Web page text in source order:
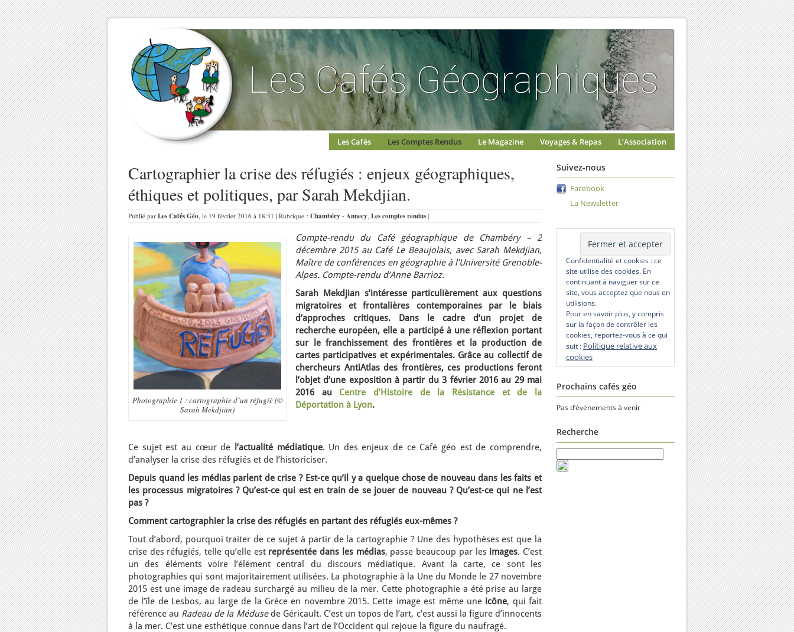
Les Cafés Les Comptes Rendus Le Magazine Voyages & Repas L’Association
Cartographier la crise des réfugiés : enjeux géographiques,
éthiques et politiques, par Sarah Mekdjian.
Publié par Les Cafés Géo, le 19 février 2016 à 18:31 | Rubrique : Chambéry - Annecy, Les comptes rendus |
Photographie 1 : cartographie d’un réfugié (©
Sarah Mekdjian)
Compte-rendu du Café géographique de Chambéry – 2
décembre 2015 au Café Le Beaujolais, avec Sarah Mekdjian,
Maître de conférences en géographie à l’Université Grenoble-
Alpes. Compte-rendu d’Anne Barrioz.
Sarah Mekdjian s’intéresse particulièrement aux questions
migratoires et frontalières contemporaines par le biais
d’approches critiques. Dans le cadre d’un projet de
recherche européen, elle a participé à une réflexion portant
sur le franchissement des frontières et la production de
cartes participatives et expérimentales. Grâce au collectif de
chercheurs AntiAtlas des frontières, ces productions feront
l’objet d’une exposition à partir du 3 février 2016 au 29 mai
2016 au Centre d’Histoire de la Résistance et de la
Déportation à Lyon.
Ce sujet est au cœur de l’actualité médiatique. Un des enjeux de ce Café géo est de comprendre,
d’analyser la crise des réfugiés et de l’historiciser.
Depuis quand les médias parlent de crise ? Est-ce qu’il y a quelque chose de nouveau dans les faits et
les processus migratoires ? Qu’est-ce qui est en train de se jouer de nouveau ? Qu’est-ce qui ne l’est
pas ?
Comment cartographier la crise des réfugiés en partant des réfugiés eux-mêmes ?
Tout d’abord, pourquoi traiter de ce sujet à partir de la cartographie ? Une des hypothèses est que la
crise des réfugiés, telle qu’elle est représentée dans les médias, passe beaucoup par les images. C’est
un des éléments voire l’élément central du discours médiatique. Avant la carte, ce sont les
photographies qui sont majoritairement utilisées. La photographie à la Une du Monde le 27 novembre
2015 est une image de radeau surchargé au milieu de la mer. Cette photographie a été prise au large
de l’île de Lesbos, au large de la Grèce en novembre 2015. Cette image est même une icône, qui fait
référence au Radeau de la Médusede Géricault. C’est un topos de l’art, c’est aussi la figure d’innocents
à la mer. C’est une esthétique connue dans l’art de l’Occident qui rejoue la figure du naufragé.
Suivez-nous
Facebook
La Newsletter
Confidentialité et cookies : ce
site utilise des cookies. En
continuant à naviguer sur ce
site, vous acceptez que nous en
utilisions.
Pour en savoir plus, y compris
sur la façon de contrôler les
cookies, reportez-vous à ce qui
suit : Politique relative aux
cookies
Prochains cafés géo
Pas d’événements à venir
Recherche